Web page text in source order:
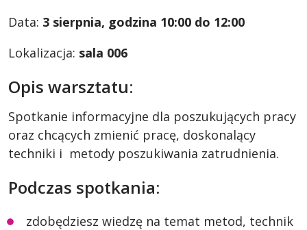
Data: 3 sierpnia, godzina 10:00 do 12:00
Lokalizacja: sala 006
Opis warsztatu:
Spotkanie informacyjne dla poszukujących pracy
oraz chcących zmienić pracę, doskonalący
techniki i metody poszukiwania zatrudnienia.
Podczas spotkania:
zdobędziesz wiedzę na temat metod, technik